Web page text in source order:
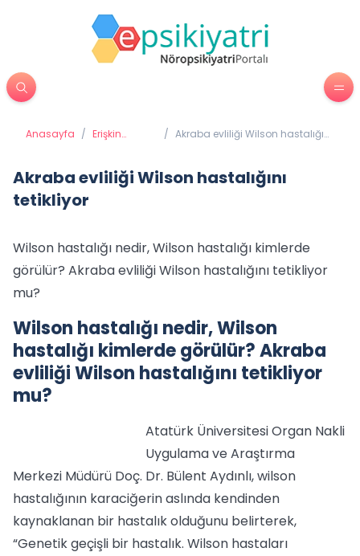
Anasayfa / Erişkin
/ Akraba evliliği Wilson hastalığını
Akraba evliliği Wilson hastalığını
tetikliyor
Wilson hastalığı nedir, Wilson hastalığı kimlerde
görülür? Akraba evliliği Wilson hastalığını tetikliyor
mu?
Wilson hastalığı nedir, Wilson
hastalığı kimlerde görülür? Akraba
evliliği Wilson hastalığını tetikliyor
mu?
Atatürk Üniversitesi Organ Nakli
Uygulama ve Araştırma
Merkezi Müdürü Doç. Dr. Bülent Aydınlı, wilson
hastalığının karaciğerin aslında kendinden
kaynaklanan bir hastalık olduğunu belirterek,
“Genetik geçişli bir hastalık. Wilson hastaları